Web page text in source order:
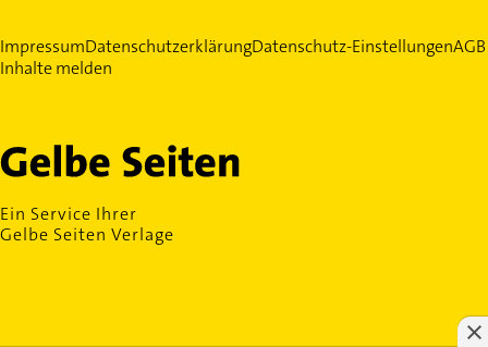
ImpressumDatenschutzerklärungDatenschutz-EinstellungenAGB
Inhalte melden
Ein Service Ihrer
Gelbe Seiten Verlage